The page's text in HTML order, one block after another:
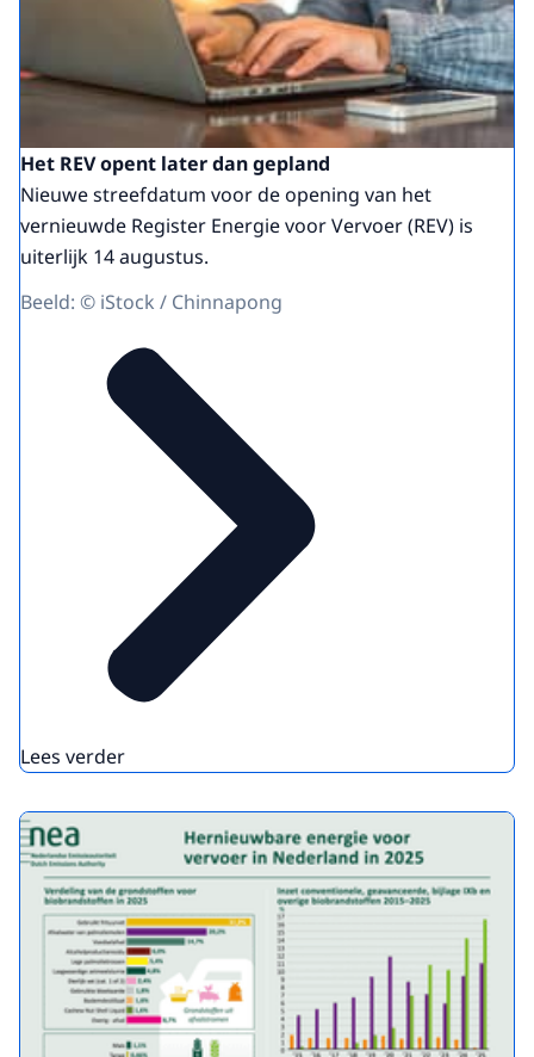
Het REV opent later dan gepland
Nieuwe streefdatum voor de opening van het
vernieuwde Register Energie voor Vervoer (REV) is
uiterlijk 14 augustus.
Beeld: © iStock / Chinnapong
Lees verder